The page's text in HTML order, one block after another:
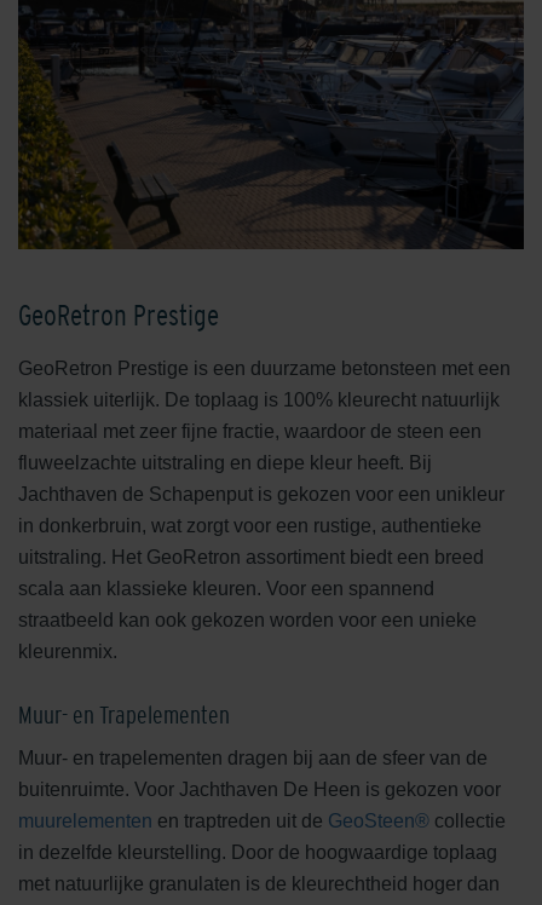
GeoRetron Prestige
GeoRetron Prestige is een duurzame betonsteen met een
klassiek uiterlijk. De toplaag is 100% kleurecht natuurlijk
materiaal met zeer fijne fractie, waardoor de steen een
fluweelzachte uitstraling en diepe kleur heeft. Bij
Jachthaven de Schapenput is gekozen voor een unikleur
in donkerbruin, wat zorgt voor een rustige, authentieke
uitstraling. Het GeoRetron assortiment biedt een breed
scala aan klassieke kleuren. Voor een spannend
straatbeeld kan ook gekozen worden voor een unieke
kleurenmix.
Muur- en Trapelementen
Muur- en trapelementen dragen bij aan de sfeer van de
buitenruimte. Voor Jachthaven De Heen is gekozen voor
muurelementen en traptreden uit de GeoSteen® collectie
in dezelfde kleurstelling. Door de hoogwaardige toplaag
met natuurlijke granulaten is de kleurechtheid hoger dan